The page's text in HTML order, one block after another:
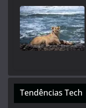
Tendências Tech